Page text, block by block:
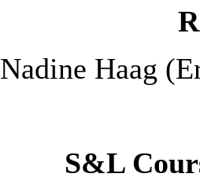
Nadine Haag
S&L